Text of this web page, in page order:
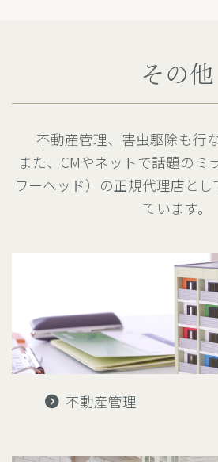
その他
不動産管理、害虫駆除も行
また、CMやネットで話題のミ
ワーヘッド）の正規代理店と
ています。
不動産管理